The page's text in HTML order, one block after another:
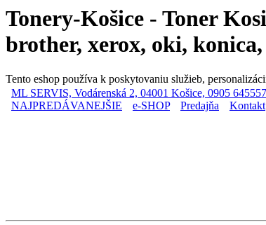
Tonery-Košice - Toner
brother, xerox, oki,
Tento eshop používa k poskytovaniu služieb,
ML SERVIS, Vodárenská 2, 04001 Košice, 0905 645557
NAJPREDÁVANEJŠIE
e-SHOP Predajňa Kontakt